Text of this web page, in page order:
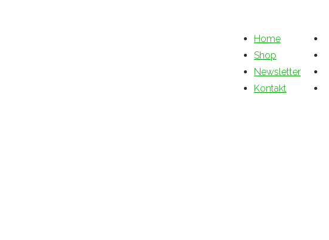
Home
Shop
Newsletter
Kontakt